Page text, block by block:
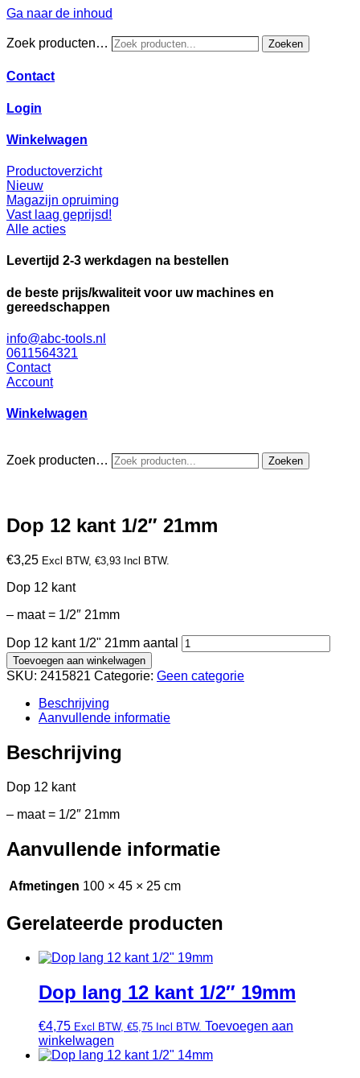
Ga naar de inhoud
Zoek producten… Zoeken
Contact
Login
Winkelwagen
Productoverzicht
Nieuw
Magazijn opruiming
Vast laag geprijsd!
Alle acties
Levertijd 2-3 werkdagen na bestellen
de beste prijs/kwaliteit voor uw machines en
gereedschappen
info@abc-tools.nl
0611564321
Contact
Account
Winkelwagen
Zoek producten… Zoeken
Dop 12 kant 1/2″ 21mm
€3,25 Excl BTW, €3,93 Incl BTW.
Dop 12 kant
– maat = 1/2″ 21mm
Dop 12 kant 1/2" 21mm aantal
Toevoegen aan winkelwagen
SKU: 2415821 Categorie: Geen categorie
Beschrijving
Aanvullende informatie
Beschrijving
Dop 12 kant
– maat = 1/2″ 21mm
Aanvullende informatie
Afmetingen 100 × 45 × 25 cm
Gerelateerde producten
Dop lang 12 kant 1/2″ 19mm
€4,75 Excl BTW, €5,75 Incl BTW. Toevoegen aan
winkelwagen